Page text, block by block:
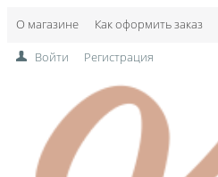
О магазине Как оформить заказ
Войти Регистрация